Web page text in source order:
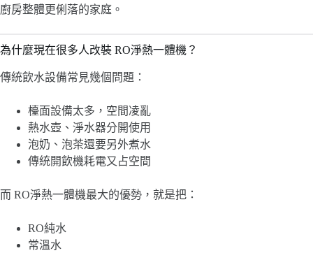
廚房整體更俐落的家庭。
為什麼現在很多人改裝 RO淨熱一體機？
傳統飲水設備常見幾個問題：
檯面設備太多，空間凌亂
熱水壺、淨水器分開使用
泡奶、泡茶還要另外煮水
傳統開飲機耗電又占空間
而 RO淨熱一體機最大的優勢，就是把：
RO純水
常溫水